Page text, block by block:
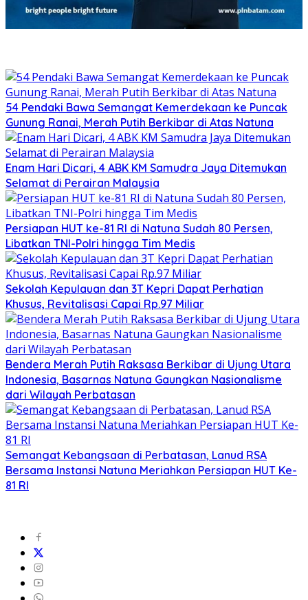
54 Pendaki Bawa Semangat Kemerdekaan ke Puncak
Gunung Ranai, Merah Putih Berkibar di Atas Natuna
Enam Hari Dicari, 4 ABK KM Samudra Jaya Ditemukan
Selamat di Perairan Malaysia
Persiapan HUT ke-81 RI di Natuna Sudah 80 Persen,
Libatkan TNI-Polri hingga Tim Medis
Sekolah Kepulauan dan 3T Kepri Dapat Perhatian
Khusus, Revitalisasi Capai Rp.97 Miliar
Bendera Merah Putih Raksasa Berkibar di Ujung Utara
Indonesia, Basarnas Natuna Gaungkan Nasionalisme
dari Wilayah Perbatasan
Semangat Kebangsaan di Perbatasan, Lanud RSA
Bersama Instansi Natuna Meriahkan Persiapan HUT Ke-
81 RI